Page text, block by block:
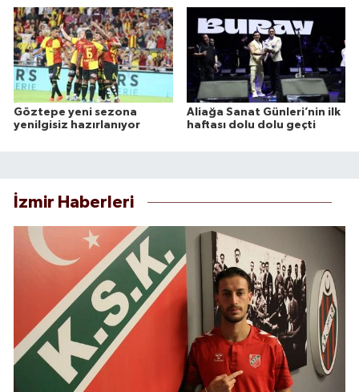
Göztepe yeni sezona
yenilgisiz hazırlanıyor
Aliağa Sanat Günleri’nin ilk
haftası dolu dolu geçti
İzmir Haberleri